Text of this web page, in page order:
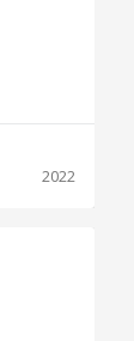
2022